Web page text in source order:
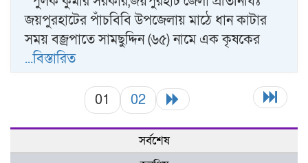
জয়পুরহাটের পাঁচবিবি উপজেলায় মাঠে ধান কাটার
সময় বজ্রপাতে সামছুদ্দিন (৬৫) নামে এক কৃষকের
...বিস্তারিত
01 02
সর্বশেষ